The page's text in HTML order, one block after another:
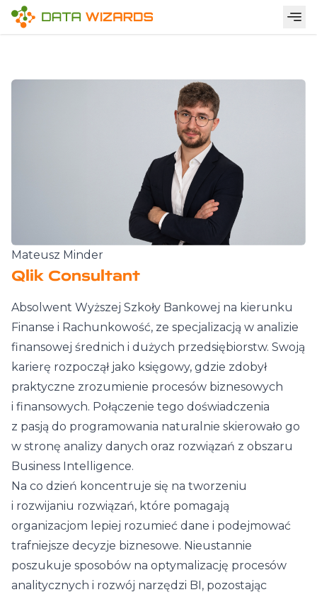
Mateusz Minder
Qlik Consultant
Absolwent Wyższej Szkoły Bankowej na kierunku
Finanse i Rachunkowość, ze specjalizacją w analizie
finansowej średnich i dużych przedsiębiorstw. Swoją
karierę rozpoczął jako księgowy, gdzie zdobył
praktyczne zrozumienie procesów biznesowych
i finansowych. Połączenie tego doświadczenia
z pasją do programowania naturalnie skierowało go
w stronę analizy danych oraz rozwiązań z obszaru
Business Intelligence.
Na co dzień koncentruje się na tworzeniu
i rozwijaniu rozwiązań, które pomagają
organizacjom lepiej rozumieć dane i podejmować
trafniejsze decyzje biznesowe. Nieustannie
poszukuje sposobów na optymalizację procesów
analitycznych i rozwój narzędzi BI, pozostając